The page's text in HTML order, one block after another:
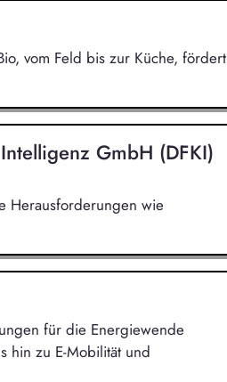
vom Feld bis zur Küche, fördert
GmbH (DFKI)
Herausforderungen wie
für die Energiewende
hin zu E-Mobilität und